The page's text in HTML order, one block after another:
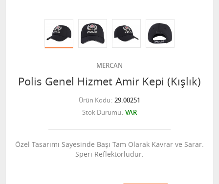
MERCAN
Polis Genel Hizmet Amir Kepi (Kışlık)
Ürün Kodu 29.00251
Stok Durumu VAR
Özel Tasarımı Sayesinde Başı Tam Olarak Kavrar ve Sarar.
Speri Reflektörlüdür.